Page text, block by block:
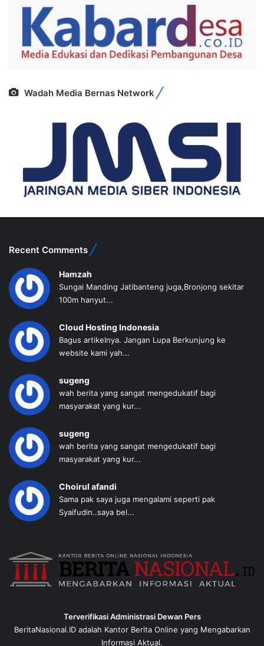
Wadah Media Bernas Network
Recent Comments
Hamzah
Sungai Manding Jatibanteng juga,Bronjong sekitar
100m hanyut...
Cloud Hosting Indonesia
Bagus artikelnya. Jangan Lupa Berkunjung ke
website kami yah...
sugeng
wah berita yang sangat mengedukatif bagi
masyarakat yang kur...
sugeng
wah berita yang sangat mengedukatif bagi
masyarakat yang kur...
Choirul afandi
Sama pak saya juga mengalami seperti pak
Syaifudin..saya bel...
Terverifikasi Administrasi Dewan Pers
BeritaNasional.ID adalah Kantor Berita Online yang Mengabarkan
Informasi Aktual.